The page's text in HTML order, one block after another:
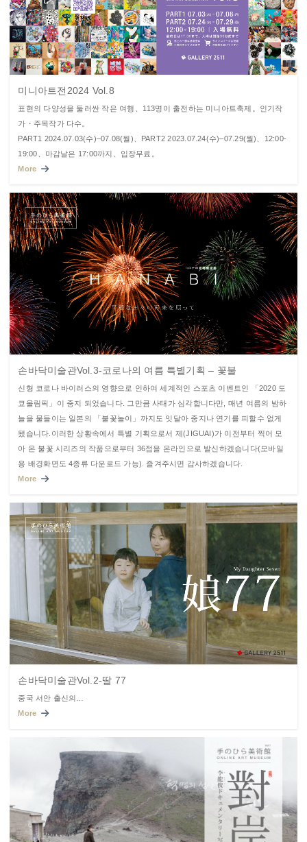
미니아트전2024 Vol.8
표현의 다양성을 둘러싼 작은 여행、113명이 출전하는 미니아트축제。인기작
가・주목작가 다수。
PART1 2024.07.03(수)–07.08(월)、PART2 2023.07.24(수)–07.29(월)、12:00-
19:00、마감날은 17:00까지、입장무료。
More
손바닥미술관Vol.3-코로나의 여름 특별기획 – 꽃불
신형 코로나 바이러스의 영향으로 인하여 세계적인 스포츠 이벤트인 「2020 도
쿄올림픽」이 중지 되었습니다. 그만큼 사태가 심각합니다만, 매년 여름의 밤하
늘을 물들이는 일본의 「불꽃놀이」까지도 잇달아 중지나 연기를 피할수 없게
됐습니다.이러한 상황속에서 특별 기획으로서 제(JIGUAI)가 이전부터 찍어 모
아 온 불꽃 시리즈의 작품으로부터 36점을 온라인으로 발신하겠습니다(모바일
용 배경화면도 4종류 다운로드 가능). 즐겨주시면 감사하겠습니다.
More
손바닥미술관Vol.2-딸 77
중국 서안 출신의…
More